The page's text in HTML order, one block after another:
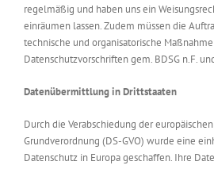
regelmäßig und haben uns ein
einräumen lassen. Zudem müssen die
technische und organisatorische
Datenschutzvorschriften gem. BDSG n.F.
Datenübermittlung in Drittstaaten
Durch die Verabschiedung der
Grundverordnung (DS-GVO) wurde eine
Datenschutz in Europa geschaffen. Ihre